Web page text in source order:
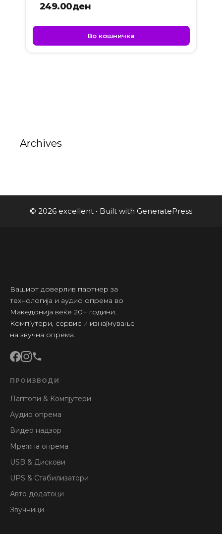
249.00ден
Во кошничка
Archives
© 2026 excellent • Built with GeneratePress
Вашиот доверлив партнер за
технологија и аудио опрема во
Македонија веќе 20+ години.
Компјутери, сервис и изнајмување
на звучна опрема.
ПРОИЗВОДИ
Лаптопи & Компјутери
Аудио опрема
Видео надзор
Мрежна опрема
USB & Дискови
UPS & Стабилизатори
Авто додатоци
Звучници